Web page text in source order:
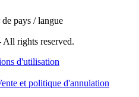
pays / langue
All rights reserved.
d'utilisation
et politique d'annulation